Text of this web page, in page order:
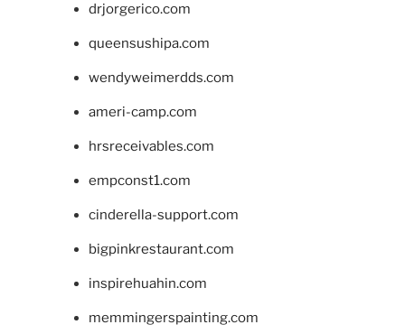
drjorgerico.com
queensushipa.com
wendyweimerdds.com
ameri-camp.com
hrsreceivables.com
empconst1.com
cinderella-support.com
bigpinkrestaurant.com
inspirehuahin.com
memmingerspainting.com